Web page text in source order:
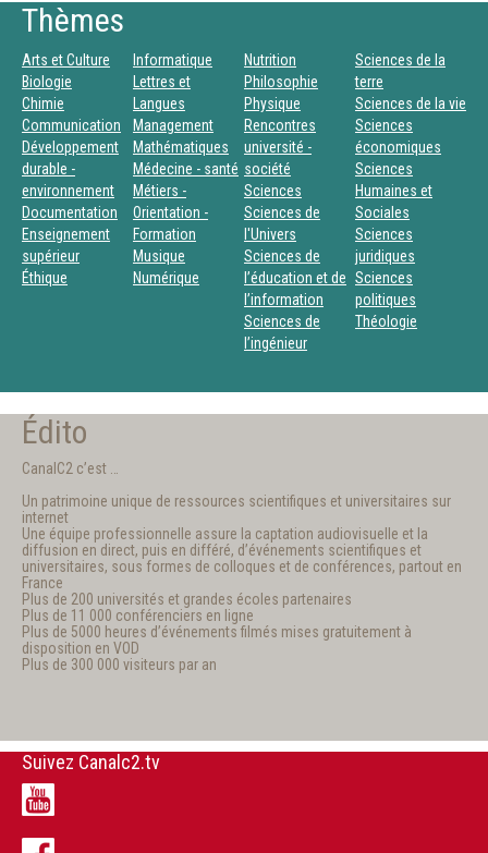
Thèmes
Arts et Culture
Biologie
Chimie
Communication
Développement
durable -
environnement
Documentation
Enseignement
supérieur
Éthique
Informatique
Lettres et
Langues
Management
Mathématiques
Médecine - santé
Métiers -
Orientation -
Formation
Musique
Numérique
Nutrition
Philosophie
Physique
Rencontres
université -
société
Sciences
Sciences de
l'Univers
Sciences de
l’éducation et de
l’information
Sciences de
l’ingénieur
Sciences de la
terre
Sciences de la vie
Sciences
économiques
Sciences
Humaines et
Sociales
Sciences
juridiques
Sciences
politiques
Théologie
Édito
CanalC2 c’est …
Un patrimoine unique de ressources scientifiques et universitaires sur
internet
Une équipe professionnelle assure la captation audiovisuelle et la
diffusion en direct, puis en différé, d’événements scientifiques et
universitaires, sous formes de colloques et de conférences, partout en
France
Plus de 200 universités et grandes écoles partenaires
Plus de 11 000 conférenciers en ligne
Plus de 5000 heures d’événements filmés mises gratuitement à
disposition en VOD
Plus de 300 000 visiteurs par an
Suivez Canalc2.tv